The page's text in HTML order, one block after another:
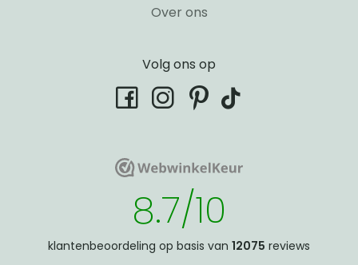
Over ons
Volg ons op
facebookinstagram
pinterest
tiktok
WebwinkelKeurWebwinkelKeur
8.7/10
klantenbeoordeling op basis van 12075 reviews